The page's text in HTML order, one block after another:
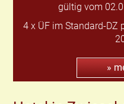
gültig vom
4 x ÜF im Standard-DZ
»